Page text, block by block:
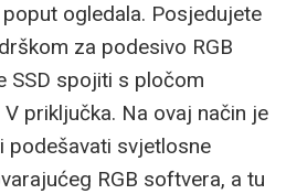
ogledala. Posjedujete
za podesivo RGB
SSD spojiti s pločom
priključka. Na ovaj način je
podešavati svjetlosne
RGB softvera, a tu